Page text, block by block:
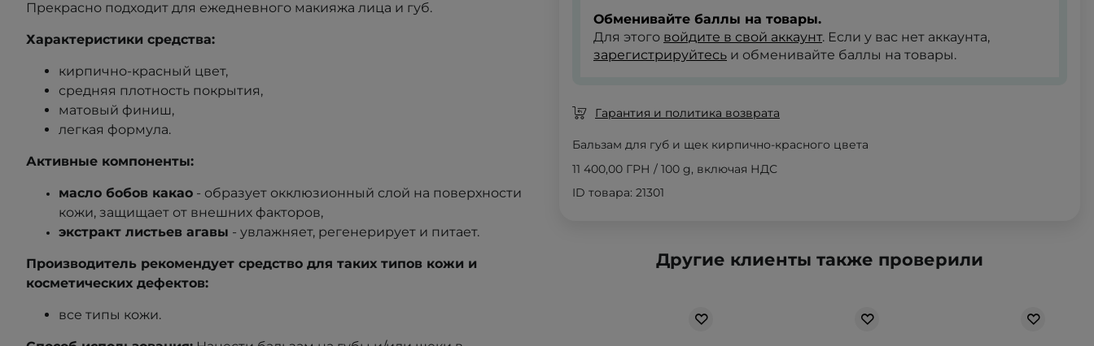
Прекрасно подходит для ежедневного макияжа лица и губ.
Характеристики средства:
кирпично-красный цвет,
средняя плотность покрытия,
матовый финиш,
легкая формула.
Активные компоненты:
масло бобов какао - образует окклюзионный слой на поверхности
кожи, защищает от внешних факторов,
экстракт листьев агавы - увлажняет, регенерирует и питает.
Производитель рекомендует средство для таких типов кожи и
косметических дефектов:
все типы кожи.
Обменивайте баллы на товары.
Для этого войдите в свой аккаунт. Если у вас нет аккаунта,
зарегистрируйтесь и обменивайте баллы на товары.
Гарантия и политика возврата
Бальзам для губ и щек кирпично-красного цвета
11 400,00 ГРН / 100 g, включая НДС
ID товара: 21301
Другие клиенты также проверили